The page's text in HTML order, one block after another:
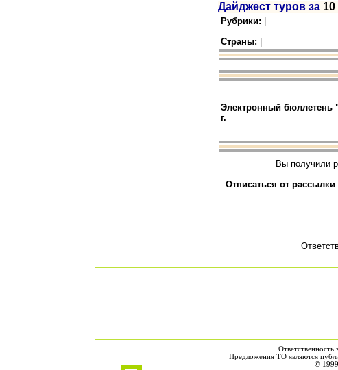
Дайджест туров за 10
Рубрики:
Страны:
Электронный бюллетень
г.
Вы получили
Отписаться от рассылки
Предложения ТО являются
©